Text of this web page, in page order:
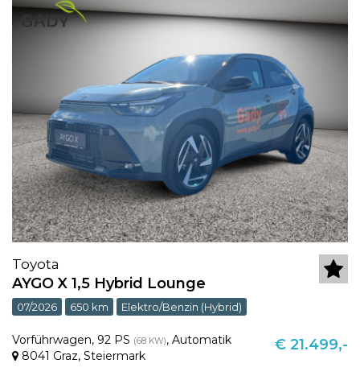
Toyota
AYGO X 1,5 Hybrid Lounge
07/2026 650 km Elektro/Benzin (Hybrid)
Vorführwagen, 92 PS (68 KW), Automatik
8041 Graz, Steiermark
€ 21.499,-